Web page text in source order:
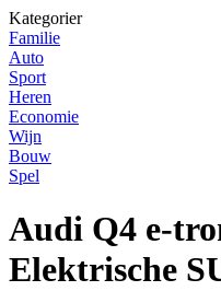
Kategorier
Familie
Auto
Sport
Heren
Economie
Wijn
Bouw
Spel
Audi Q4 e-
Elektrische